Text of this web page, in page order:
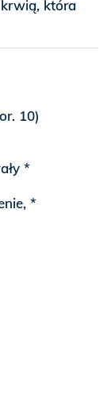
krwią, która
10)
*
*